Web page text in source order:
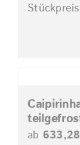
ab 633,28